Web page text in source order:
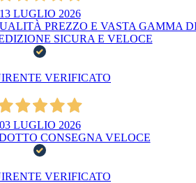
13 LUGLIO 2026
PREZZO E VASTA GAMMA
SICURA E VELOCE
VERIFICATO
03 LUGLIO 2026
CONSEGNA VELOCE
VERIFICATO